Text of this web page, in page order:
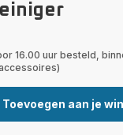
16.00 uur besteld,
Toevoegen aan je